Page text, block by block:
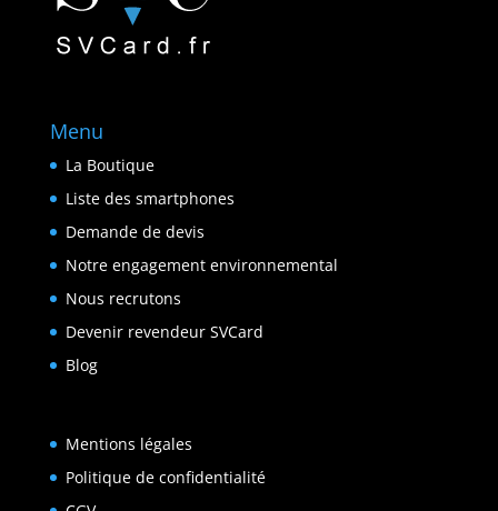
Menu
La Boutique
Liste des smartphones
Demande de devis
Notre engagement environnemental
Nous recrutons
Devenir revendeur SVCard
Blog
Mentions légales
Politique de confidentialité